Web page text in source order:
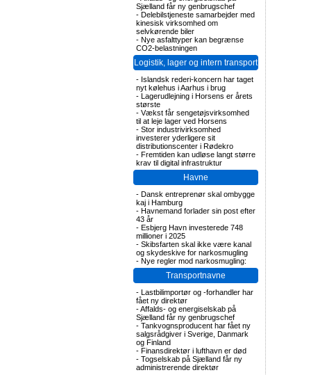
Sjælland får ny genbrugschef
- Delebilstjeneste samarbejder med
kinesisk virksomhed om
selvkørende biler
- Nye asfalttyper kan begrænse
CO2-belastningen
Logistik, lager og intern transport
- Islandsk rederi-koncern har taget
nyt kølehus i Aarhus i brug
- Lagerudlejning i Horsens er årets
største
- Vækst får sengetøjsvirksomhed
til at leje lager ved Horsens
- Stor industrivirksomhed
investerer yderligere sit
distributionscenter i Rødekro
- Fremtiden kan udløse langt større
krav til digital infrastruktur
Havne
- Dansk entreprenør skal ombygge
kaj i Hamburg
- Havnemand forlader sin post efter
43 år
- Esbjerg Havn investerede 748
millioner i 2025
- Skibsfarten skal ikke være kanal
og skydeskive for narkosmugling
- Nye regler mod narkosmugling:
Transportnavne
- Lastbilimportør og -forhandler har
fået ny direktør
-Affalds- og energiselskab på
Sjælland får ny genbrugschef
- Tankvognsproducent har fået ny
salgsrådgiver i Sverige, Danmark
og Finland
- Finansdirektør i lufthavn er død
- Togselskab på Sjælland får ny
administrerende direktør